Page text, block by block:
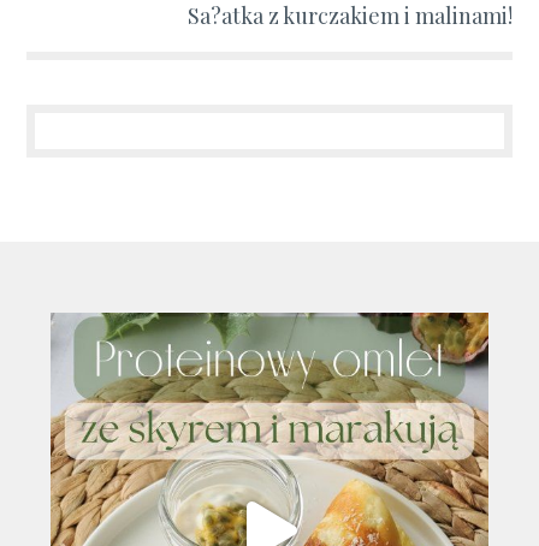
Sa?atka z kurczakiem i malinami!